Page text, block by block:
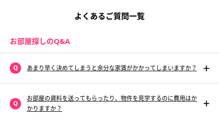
よくあるご質問一覧
お部屋探しのQ&A
あまり早く決めてしまうと余分な家賃がかかってしまいますか？
お部屋の資料を送ってもらったり、物件を見学するのに費用はか
かりますか？